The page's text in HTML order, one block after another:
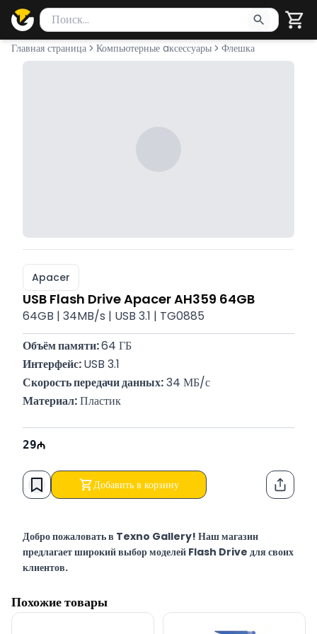
Поиск товаров
Введите минимум 2 символа для поиска. Нажмите Enter
Главная страница Компьютерные aксессуары Флешка
Apacer
USB Flash Drive Apacer AH359 64GB
64GB | 34MB/s | USB 3.1 | TG0885
Объём памяти: 64 ГБ
Интерфейс: USB 3.1
Скорость передачи данных: 34 МБ/с
Материал: Пластик
29
Добавить в корзину
Добро пожаловать в Texno Gallery! Наш магазин
предлагает широкий выбор моделей Flash Drive для своих
клиентов.
электроники, работающий в Баку по адресу Сулейман Рустам
Похожие товары